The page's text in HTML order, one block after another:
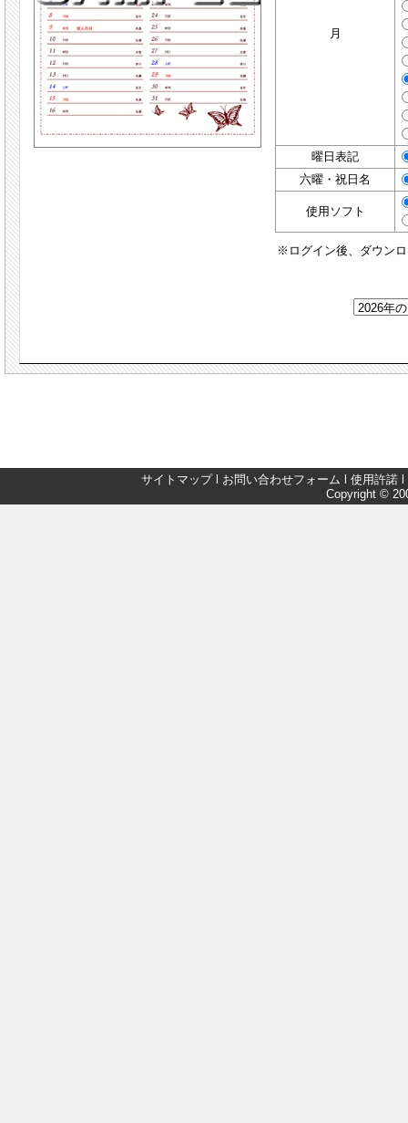
月
曜日表記
六曜・祝日名
使用ソフト
※ログイン後、ダウン
サイトマップl お問い合わせフォーム 使用許諾
Copyright ©